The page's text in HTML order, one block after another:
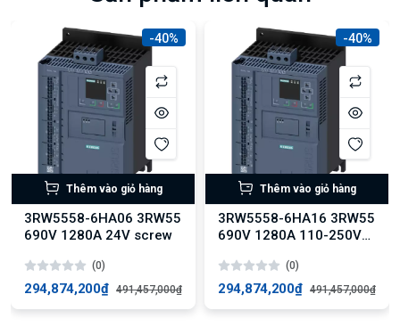
-40%
Thêm vào giỏ hàng
3RW5558-6HA06 3RW55
690V 1280A 24V screw
(0)
294,874,200₫ 491,457,000₫
-40%
Thêm vào giỏ hàng
3RW5558-6HA16 3RW55
690V 1280A 110-250V
(0)
294,874,200₫ 491,457,000₫